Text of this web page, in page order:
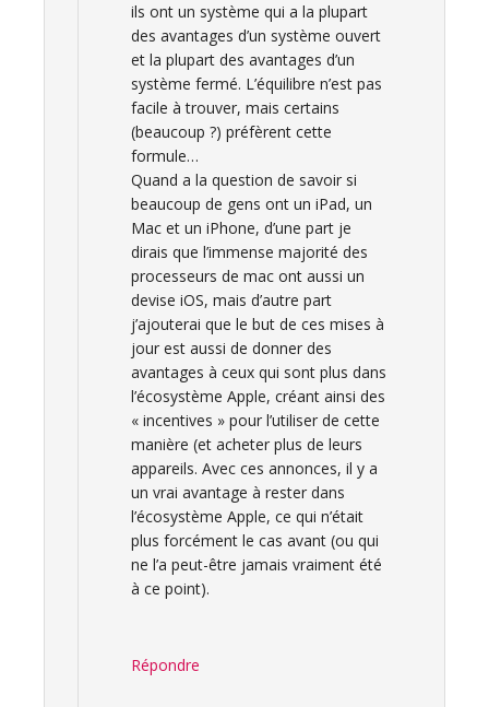
ils ont un système qui a la plupart
des avantages d’un système ouvert
et la plupart des avantages d’un
système fermé. L’équilibre n’est pas
facile à trouver, mais certains
(beaucoup ?) préfèrent cette
formule…
Quand a la question de savoir si
beaucoup de gens ont un iPad, un
Mac et un iPhone, d’une part je
dirais que l’immense majorité des
processeurs de mac ont aussi un
devise iOS, mais d’autre part
j’ajouterai que le but de ces mises à
jour est aussi de donner des
avantages à ceux qui sont plus dans
l’écosystème Apple, créant ainsi des
« incentives » pour l’utiliser de cette
manière (et acheter plus de leurs
appareils. Avec ces annonces, il y a
un vrai avantage à rester dans
l’écosystème Apple, ce qui n’était
plus forcément le cas avant (ou qui
ne l’a peut-être jamais vraiment été
à ce point).
Répondre